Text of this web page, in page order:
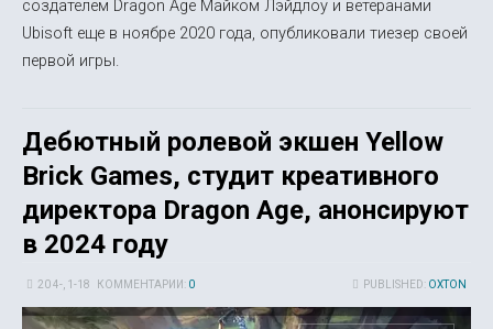
создателем Dragon Age Майком Лэйдлоу и ветеранами
Ubisoft еще в ноябре 2020 года, опубликовали тиезер своей
первой игры.
Дебютный ролевой экшен Yellow
Brick Games, студит креативного
директора Dragon Age, анонсируют
в 2024 году
PUBLISHED: OXTON
20 4-, 1-18 КОММЕНТАРИИ: 0